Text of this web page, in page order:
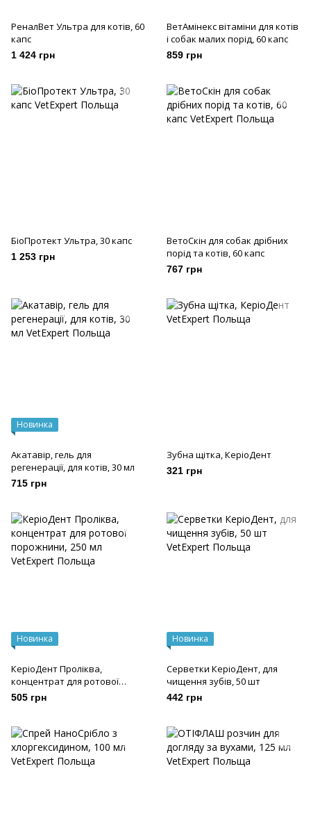
РеналВет Ультра для котів, 60
капс
1 424 грн
ВетАмінекс вітаміни для котів
і собак малих порід, 60 капс
859 грн
БіоПротект Ультра, 30 капс
1 253 грн
ВетоСкін для собак дрібних
порід та котів, 60 капс
767 грн
Новинка
Акатавір, гель для
регенерації, для котів, 30 мл
715 грн
Зубна щітка, КеріоДент
321 грн
Новинка
КеріоДент Проліква,
концентрат для ротової
порожнини, 250 мл
505 грн
Новинка
Серветки КеріоДент, для
чищення зубів, 50 шт
442 грн